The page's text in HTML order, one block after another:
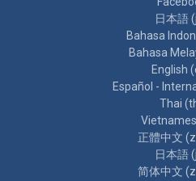
日本語
Bahasa
Bahasa
English
Español -
Thai
正體中文
日本語
简体中文